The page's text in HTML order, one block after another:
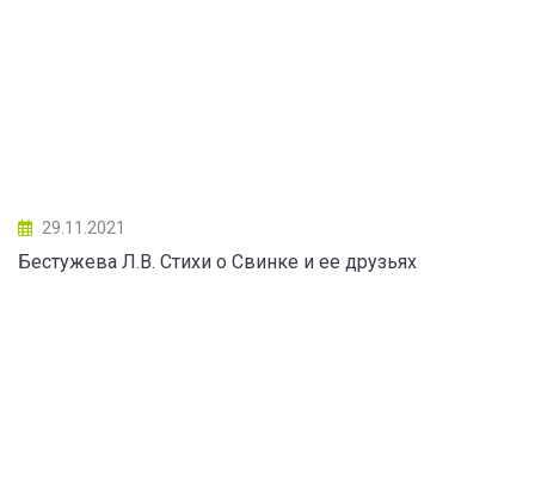
29.11.2021
Бестужева Л.В. Стихи о Свинке и ее друзьях